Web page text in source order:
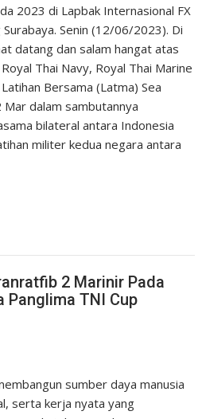
2023 di Lapbak Internasional FX
Senin (12/06/2023). Di
datang dan salam hangat atas
Thai Navy, Royal Thai Marine
Bersama (Latma) Sea
dalam sambutannya
bilateral antara Indonesia
militer kedua negara antara
2 Marinir Pada
Panglima TNI Cup
sumber daya manusia
serta kerja nyata yang